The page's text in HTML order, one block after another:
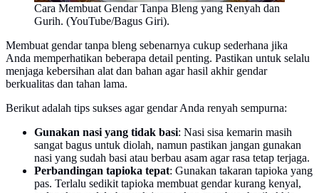
Cara Membuat Gendar Tanpa Bleng yang Renyah dan
Gurih. (YouTube/Bagus Giri).
Membuat gendar tanpa bleng sebenarnya cukup sederhana jika
Anda memperhatikan beberapa detail penting. Pastikan untuk selalu
menjaga kebersihan alat dan bahan agar hasil akhir gendar
berkualitas dan tahan lama.
Berikut adalah tips sukses agar gendar Anda renyah sempurna:
Gunakan nasi yang tidak basi: Nasi sisa kemarin masih
sangat bagus untuk diolah, namun pastikan jangan gunakan
nasi yang sudah basi atau berbau asam agar rasa tetap terjaga.
Perbandingan tapioka tepat: Gunakan takaran tapioka yang
pas. Terlalu sedikit tapioka membuat gendar kurang kenyal,